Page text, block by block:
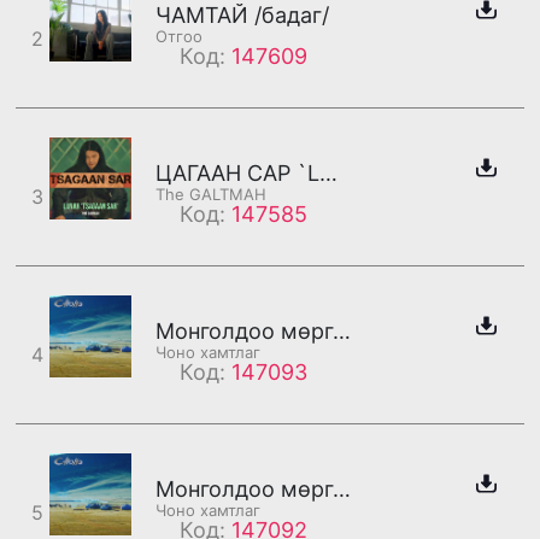
2
ЧАМТАЙ /бадаг/
Отгоо
Код: 147609
3
ЦАГААН САР `LUNAR`
The GALTMAH
Код: 147585
4
Монголдоо мөргөе /дахилт/
Чоно хамтлаг
Код: 147093
5
Монголдоо мөргөе /бадаг/
Чоно хамтлаг
Код: 147092